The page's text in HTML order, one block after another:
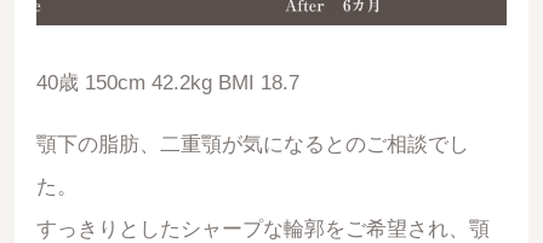
40歳 150cm 42.2kg BMI 18.7
顎下の脂肪、二重顎が気になるとのご相談でし
た。
すっきりとしたシャープな輪郭をご希望され、顎